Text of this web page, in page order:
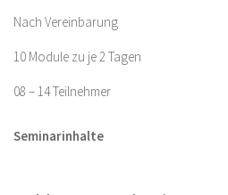
Nach Vereinbarung
10 Module zu je 2 Tagen
08 – 14 Teilnehmer
Seminarinhalte